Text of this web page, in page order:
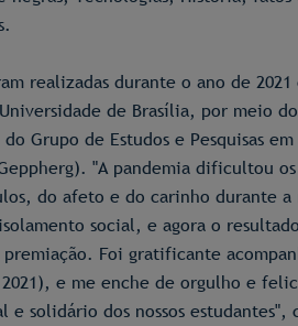
realizadas durante o ano de
de Brasília, por meio
Grupo de Estudos e Pesquisas
"A pandemia dificultou
do afeto e do carinho durante
social, e agora o
Foi gratificante
e me enche de orgulho e
solidário dos nossos estudantes",